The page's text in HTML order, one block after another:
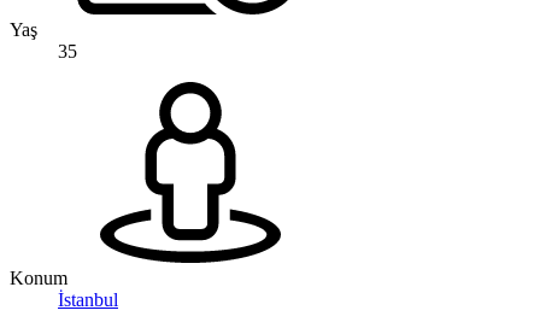
Yaş
35
Konum
İstanbul